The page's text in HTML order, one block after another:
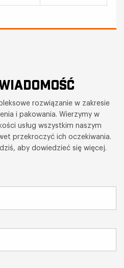
rozwiązanie w zakresie
i pakowania. Wierzymy w
usług wszystkim naszym
przekroczyć ich oczekiwania.
aby dowiedzieć się więcej.